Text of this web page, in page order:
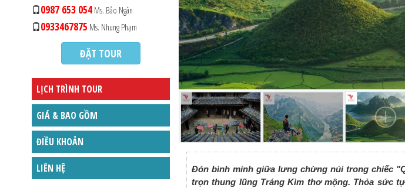
0987 653 054Ms. Bảo Ngân
0933467875 Ms. Nhung Phạm
ĐẶT TOUR
LỊCH TRÌNH TOUR
GIÁ & BAO GỒM
ĐIỀU KHOẢN
LIÊN HỆ
Đón bình minh giữa lưng chừng núi trong chiếc
trọn thung lũng Tráng Kìm thơ mộng. Thỏa sức